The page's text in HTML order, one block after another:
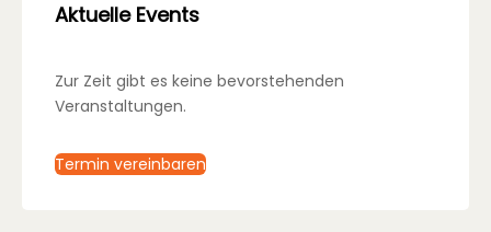
Aktuelle Events
Zur Zeit gibt es keine bevorstehenden
Veranstaltungen.
Termin vereinbaren